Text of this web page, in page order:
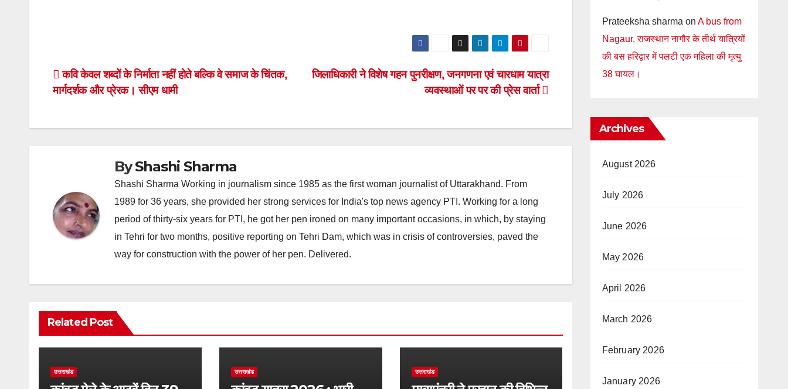
Post
navigation
जिलाधिकारी ने विशेष गहन पुनरीक्षण, जनगणना एवं चारधाम यात्रा
व्यवस्थाओं पर पर की प्रेस वार्ता
कवि केवल शब्दों के निर्माता नहीं होते बल्कि वे समाज के चिंतक,
मार्गदर्शक और प्रेरक। सीएम धामी
ByShashi Sharma
Shashi Sharma Working in journalism since 1985 as the first woman journalist of Uttarakhand. From
1989 for 36 years, she provided her strong services for India's top news agency PTI. Working for a long
period of thirty-six years for PTI, he got her pen ironed on many important occasions, in which, by staying
in Tehri for two months, positive reporting on Tehri Dam, which was in crisis of controversies, paved the
way for construction with the power of her pen. Delivered.
Related Post
उत्तराखंड उत्तराखंड उत्तराखंड
Prateeksha sharma on A bus from
Nagaur, राजस्थान नागौर के तीर्थ यात्रियों
की बस हरिद्वार में पलटी एक महिला की मृत्यु
38 घायल।
Archives
August 2026
July 2026
June 2026
May 2026
April 2026
March 2026
February 2026
January 2026